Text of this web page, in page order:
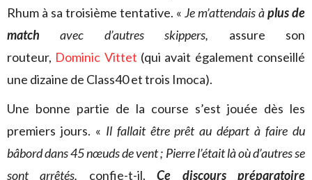
Rhum à sa troisième tentative. « Je m’attendais àplus de
match avec d’autres skippers, assure son
routeur, Dominic Vittet (qui avait également conseillé
une dizaine de Class40 et trois Imoca).
Une bonne partie de la course s’est jouée dès les
premiers jours. « Il fallait être prêt au départ à faire du
bâbord dans 45 nœuds de vent ; Pierre l’était là où d’autres se
sont arrêtés, confie-t-il.Ce discours préparatoire